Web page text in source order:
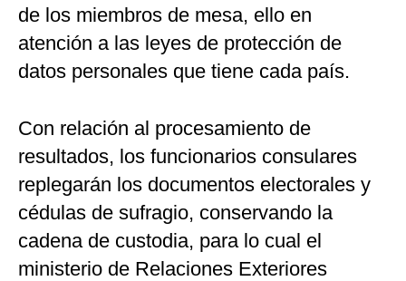
de los miembros de mesa, ello en
atención a las leyes de protección de
datos personales que tiene cada país.
Con relación al procesamiento de
resultados, los funcionarios consulares
replegarán los documentos electorales y
cédulas de sufragio, conservando la
cadena de custodia, para lo cual el
ministerio de Relaciones Exteriores